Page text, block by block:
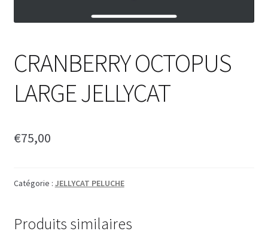
CRANBERRY OCTOPUS
LARGE JELLYCAT
€75,00
Catégorie : JELLYCAT PELUCHE
Produits similaires